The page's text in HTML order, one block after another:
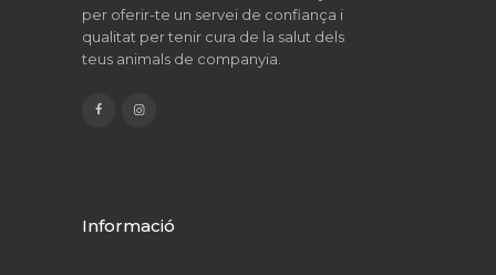
per oferir-te un servei de confiança i
qualitat per tenir cura de la salut dels
teus animals de companyia.
Informació